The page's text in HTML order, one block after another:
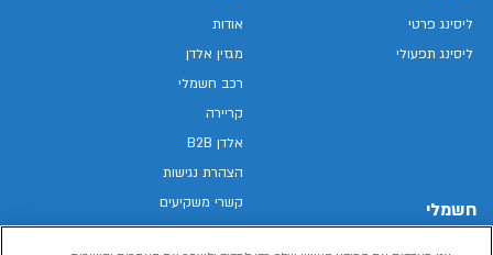
ליסינג פרטי
ליסינג תפעולי
חשמלי
אודות
מגזין אלדן
רכב חשמלי
קריירה
אלדן B2B
הצהרת נגישות
קשרי משקיעים
מפת האתר